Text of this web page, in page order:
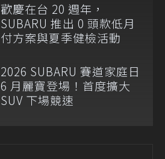
歡慶在台 20 週年，
SUBARU 推出 0 頭款低月
付方案與夏季健檢活動
2026 SUBARU 賽道家庭日
6 月麗寶登場！首度擴大
SUV 下場競速